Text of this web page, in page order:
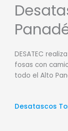
DESATEC
fosas con
todo el Alto
Desatascos